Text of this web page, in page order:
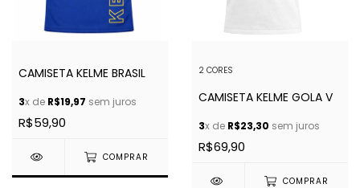
CAMISETA KELME BRASIL
3x de R$19,97 sem juros
R$59,90
COMPRAR
2 CORES
CAMISETA KELME GOLA V
3x de R$23,30 sem juros
R$69,90
COMPRAR